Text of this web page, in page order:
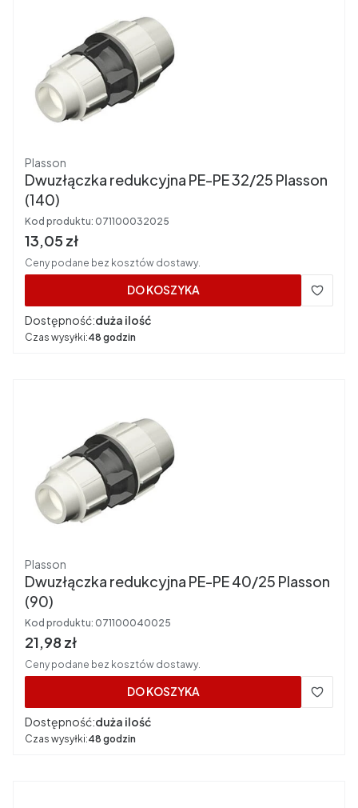
Producent
Plasson
Dwuzłączka redukcyjna PE-PE 32/25 Plasson
(140)
Kod produktu: 071100032025
Cena brutto
13,05 zł
Ceny podane bez kosztów dostawy.
DO KOSZYKA
Dostępność:duża ilość
Czas wysyłki:48 godzin
Producent
Plasson
Dwuzłączka redukcyjna PE-PE 40/25 Plasson
(90)
Kod produktu: 071100040025
Cena brutto
21,98 zł
Ceny podane bez kosztów dostawy.
DO KOSZYKA
Dostępność:duża ilość
Czas wysyłki:48 godzin